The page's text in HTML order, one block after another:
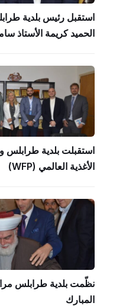
استقبل رئيس بلدية
الحميد كريمة الأستاذ
استقبلت بلدية طرابلس
الأغذية العالمي (WFP)
نظّمت بلدية طرابلس
المبارك